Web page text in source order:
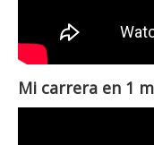
Mi carrera en 1